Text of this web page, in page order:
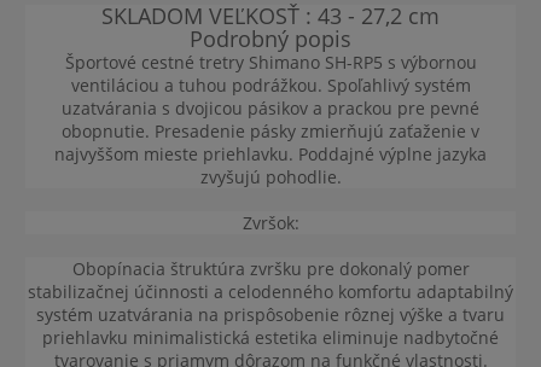
SKLADOM VEĽKOSŤ : 43 - 27,2 cm
Podrobný popis
Športové cestné tretry Shimano SH-RP5 s výbornou
ventiláciou a tuhou podrážkou. Spoľahlivý systém
uzatvárania s dvojicou pásikov a prackou pre pevné
obopnutie. Presadenie pásky zmierňujú zaťaženie v
najvyššom mieste priehlavku. Poddajné výplne jazyka
zvyšujú pohodlie.
Zvršok:
Obopínacia štruktúra zvršku pre dokonalý pomer
stabilizačnej účinnosti a celodenného komfortu adaptabilný
systém uzatvárania na prispôsobenie rôznej výške a tvaru
priehlavku minimalistická estetika eliminuje nadbytočné
tvarovanie s priamym dôrazom na funkčné vlastnosti.